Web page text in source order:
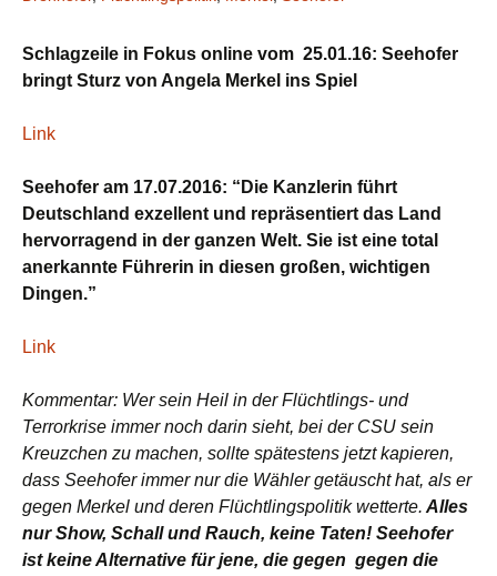
Schlagzeile in Fokus online vom 25.01.16: Seehofer
bringt Sturz von Angela Merkel ins Spiel
Link
Seehofer am 17.07.2016: “Die Kanzlerin führt
Deutschland exzellent und repräsentiert das Land
hervorragend in der ganzen Welt. Sie ist eine total
anerkannte Führerin in diesen großen, wichtigen
Dingen.”
Link
Kommentar: Wer sein Heil in der Flüchtlings- und
Terrorkrise immer noch darin sieht, bei der CSU sein
Kreuzchen zu machen, sollte spätestens jetzt kapieren,
dass Seehofer immer nur die Wähler getäuscht hat, als er
gegen Merkel und deren Flüchtlingspolitik wetterte. Alles
nur Show, Schall und Rauch, keine Taten! Seehofer
ist keine Alternative für jene, die gegen gegen die